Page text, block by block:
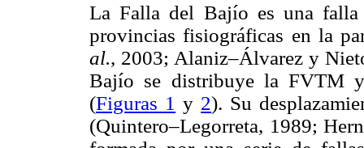
La Falla del Bajío es una falla
provincias fisiográficas en la
al., 2003; Alaniz–Álvarez y
Bajío se distribuye la FVTM
(Figuras 1 y 2). Su
(Quintero–Legorreta, 1989;